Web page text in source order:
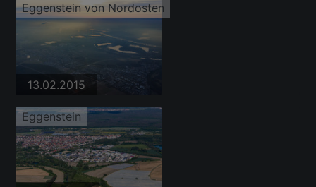
Eggenstein von Nordosten
13.02.2015
Eggenstein